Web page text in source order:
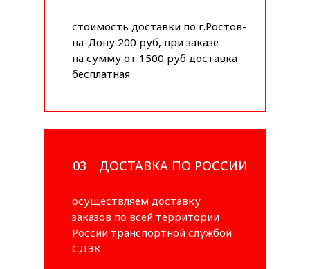
стоимость доставки по г.Ростов-
на-Дону 200 руб, при заказе
на сумму от 1500 руб доставка
бесплатная
ДОСТАВКА ПО РОССИИ
03
осуществляем доставку
заказов по всей территории
России транспортной службой
СДЭК